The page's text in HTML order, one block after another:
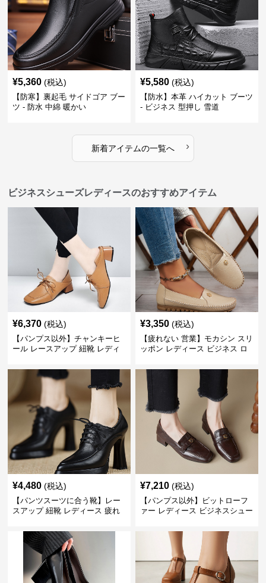
¥5,360 (税込)
【防寒】裏起毛 サイドゴア ブー
ツ - 防水 中綿 暖かい
¥5,580 (税込)
【防水】本革 ハイカット ブーツ
- ビジネス 型押し 雪道
新着アイテムの一覧へ ›
ビジネスシューズレディースのおすすめアイテム
¥6,370 (税込)
【パンプス以外】チャンキーヒ
ール レースアップ 紐靴 レディ
ーツ スクエアトゥ 歩きやすい
¥3,350 (税込)
【疲れない 営業】モカシン スリ
ッポン レディース ビジネス ロ
ジュアル パンプス以外
¥4,480 (税込)
【パンツスーツに合う靴】レー
スアップ 紐靴 レディース 疲れ
ビジネスシューズ
¥7,210 (税込)
【パンプス以外】ビットローフ
ァー レディース ビジネスシュー
トゥ 疲れない スーツ